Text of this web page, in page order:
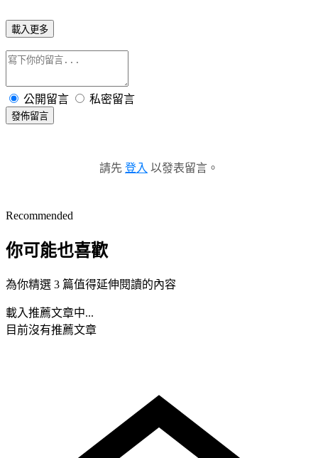
載入更多
公開留言 私密留言
發佈留言
請先 登入 以發表留言。
Recommended
你可能也喜歡
為你精選 3 篇值得延伸閱讀的內容
載入推薦文章中...
目前沒有推薦文章